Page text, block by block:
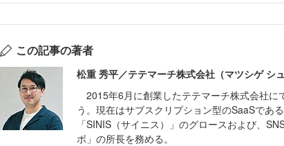
この記事の著者
松重 秀平／テテマーチ株式会社（マツシゲ シュ
2015年6月に創業したテテマーチ株式会社に
う。現在はサブスクリプション型のSaaSであ
「SINIS（サイニス）」のグロースおよび、
ボ」の所長を務める。